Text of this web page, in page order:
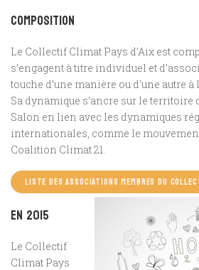
Composition
Le Collectif Climat Pays d’Aix est
s’engagent à titre individuel et
touche d’une manière ou d’une autre
Sa dynamique s’ancre sur le territoire
Salon en lien avec les dynamiques
internationales, comme le
Coalition Climat 21.
LISTE DES ASSOCIATIONS MEMBRES DU
En 2015
Le Collectif
Climat Pays